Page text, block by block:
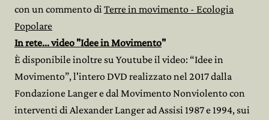
con un commento diTerre in movimento - Ecologia
Popolare
In rete... video "Idee in Movimento"
È disponibile inoltre su Youtube il video: “Idee in
Movimento”, l'intero DVD realizzato nel 2017 dalla
Fondazione Langer e dal Movimento Nonviolento con
interventi di Alexander Langer ad Assisi 1987 e 1994, sui